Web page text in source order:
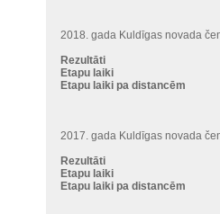
2018. gada Kuldīgas novada
Rezultāti
Etapu laiki
Etapu laiki pa distancēm
2017. gada Kuldīgas novada
Rezultāti
Etapu laiki
Etapu laiki pa distancēm